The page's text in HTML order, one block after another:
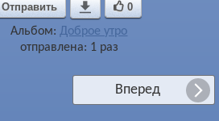
Отправить  0
Альбом:Доброе утро
отправлена: 1 раз
Вперед